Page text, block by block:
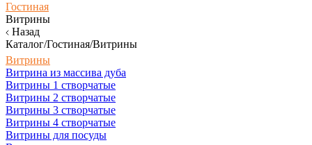
Гостиная
Витрины
Назад
Каталог/Гостиная/Витрины
Витрины
Витрина из массива дуба
Витрины 1 створчатые
Витрины 2 створчатые
Витрины 3 створчатые
Витрины 4 створчатые
Витрины для посуды